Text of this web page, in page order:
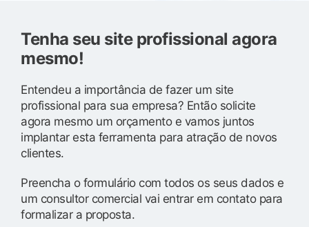
Tenha seu site profissional agora
mesmo!
Entendeu a importância de fazer um site
profissional para sua empresa? Então solicite
agora mesmo um orçamento e vamos juntos
implantar esta ferramenta para atração de novos
clientes.
Preencha o formulário com todos os seus dados e
um consultor comercial vai entrar em contato para
formalizar a proposta.